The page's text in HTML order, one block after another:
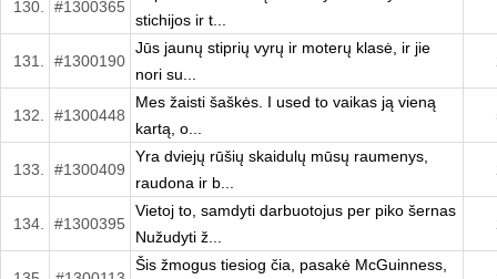
130. #1300365
stichijos ir t...
131. #1300190
Jūs jaunų stiprių vyrų ir moterų klasė, ir jie
nori su...
132. #1300448
Mes žaisti šaškės. I used to vaikas ją vieną
kartą, o...
133. #1300409
Yra dviejų rūšių skaidulų mūsų raumenys,
raudona ir b...
134. #1300395
Vietoj to, samdyti darbuotojus per piko šernas
Nužudyti ž...
Šis žmogus tiesiog čia, pasakė McGuinness,